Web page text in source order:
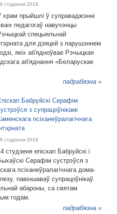
студзеня 2019
храм прыйшлі ў суправаджэнні
педагогаў навучэнцы
спецыяльнай
для дзяцей з парушэннем
якіх аб'ядноўвае Рэчыцкая
аб'яднання «Беларускае
падрабязна »
Бабруйскі Серафім
з супрацоўнікамі
псіханеўралагічнага
студзеня 2019
студзеня епіскап Бабруйскі і
Серафім сустрэўся з
псіханеўралагічнага дома-
павіншаваў супрацоўнікаў
абароны, са святам
годам.
падрабязна »